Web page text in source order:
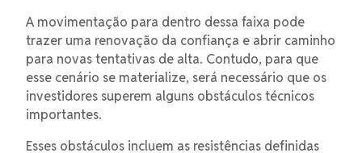
A movimentação para dentro dessa faixa pode
trazer uma renovação da confiança e abrir caminho
para novas tentativas de alta. Contudo, para que
esse cenário se materialize, será necessário que os
investidores superem alguns obstáculos técnicos
importantes.
Esses obstáculos incluem as resistências definidas